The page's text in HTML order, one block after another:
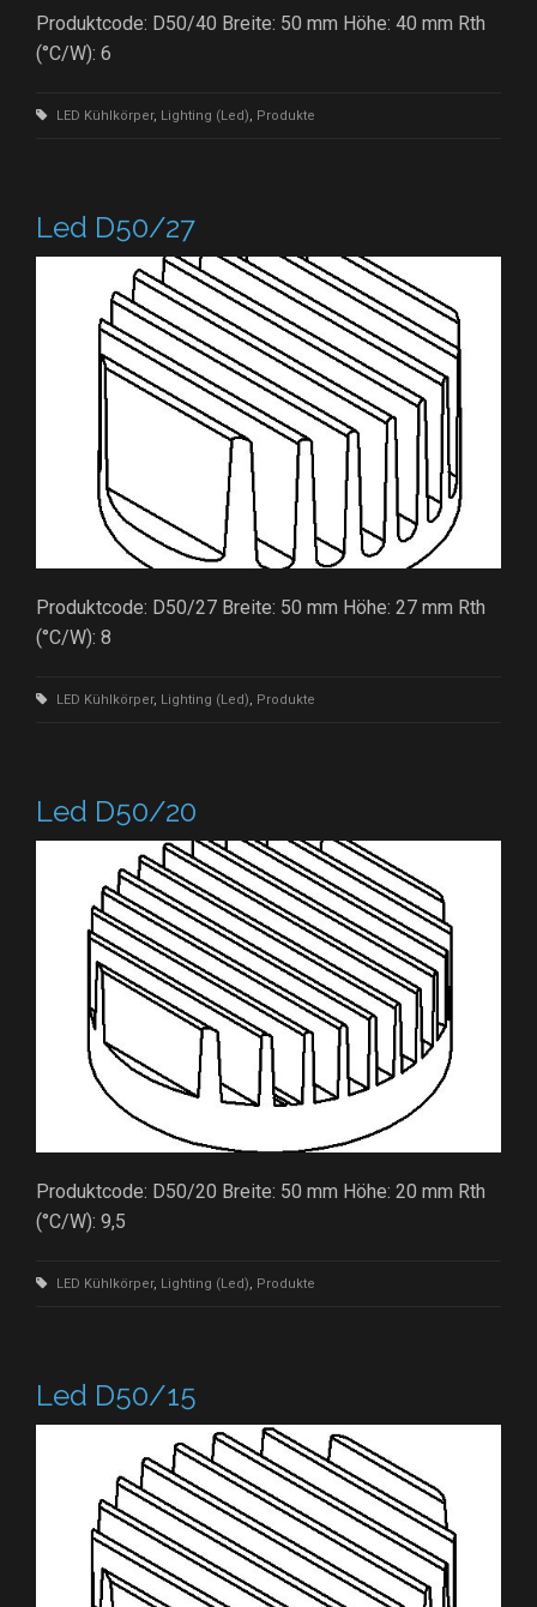
Produktcode: D50/40 Breite: 50 mm Höhe: 40 mm Rth
(°C/W): 6
LED Kühlkörper, Lighting (Led), Produkte
Led D50/27
Produktcode: D50/27 Breite: 50 mm Höhe: 27 mm Rth
(°C/W): 8
LED Kühlkörper, Lighting (Led), Produkte
Led D50/20
Produktcode: D50/20 Breite: 50 mm Höhe: 20 mm Rth
(°C/W): 9,5
LED Kühlkörper, Lighting (Led), Produkte
Led D50/15